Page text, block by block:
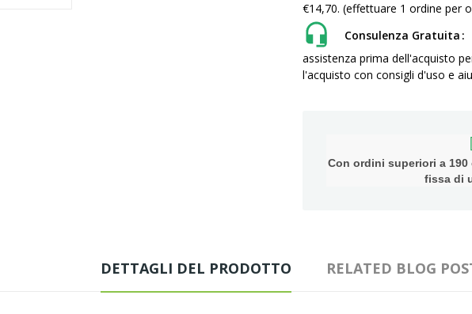
€14,70. (effettuare 1 ordine per
Consulenza Gratuita
assistenza prima dell'acquisto
l'acquisto con consigli d'uso e
Con ordini superiori a
fissa di
DETTAGLI DEL PRODOTTO RELATED BLOG